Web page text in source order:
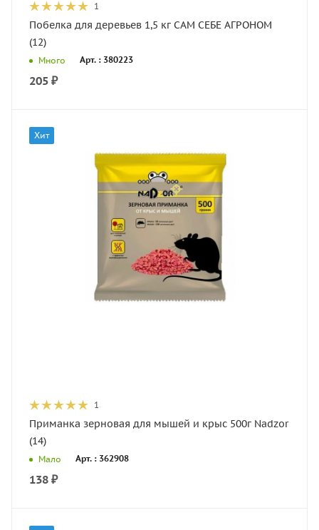
1
Побелка для деревьев 1,5 кг САМ СЕБЕ АГРОНОМ
(12)
Много Арт. : 380223
205 ₽
Хит
1
Приманка зерновая для мышей и крыс 500г Nadzor
(14)
Мало Арт. : 362908
138 ₽